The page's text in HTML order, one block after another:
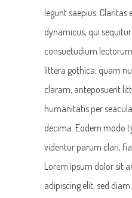
legunt saepius.
dynamicus, qui
consuetudium
littera gothica, quam
claram, anteposuerit
humanitatis per
decima. Eodem modo
videntur parum clari,
Lorem ipsum dolor sit
adipiscing elit, sed